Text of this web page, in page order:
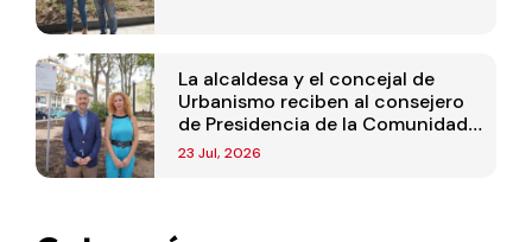
La alcaldesa y el concejal de
Urbanismo reciben al consejero
de Presidencia de la Comunidad
de Madrid
23 Jul, 2026